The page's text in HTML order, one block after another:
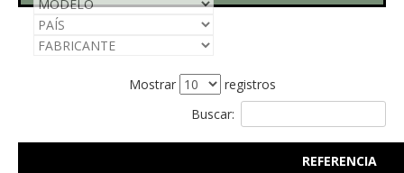
Mostrar
registros
Buscar:
REFERENCIA